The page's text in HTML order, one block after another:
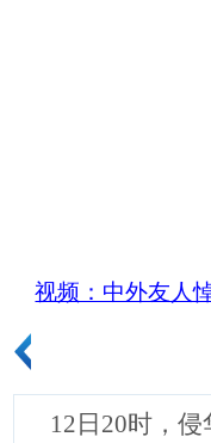
视频：中外友人
12日20时，侵